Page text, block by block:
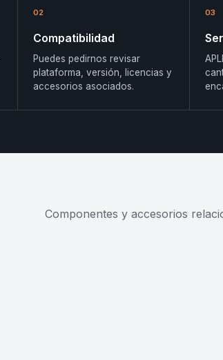
02
Compatibilidad
Puedes pedirnos revisar
plataforma, versión, licencias y
accesorios asociados.
03
Componentes y accesorios